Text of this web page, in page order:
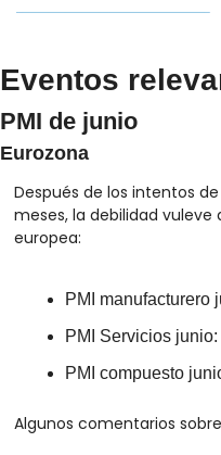
Eventos
PMI de junio
Eurozona
Después de los intentos
meses, la debilidad
europea:
PMI manufacturero
PMI Servicios
PMI compuesto
Algunos comentarios